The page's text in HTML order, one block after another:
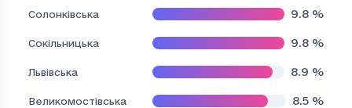
Солонківська 9.8 %
Сокільницька 9.8 %
Львівська 8.9 %
Великомостівська 8.5 %